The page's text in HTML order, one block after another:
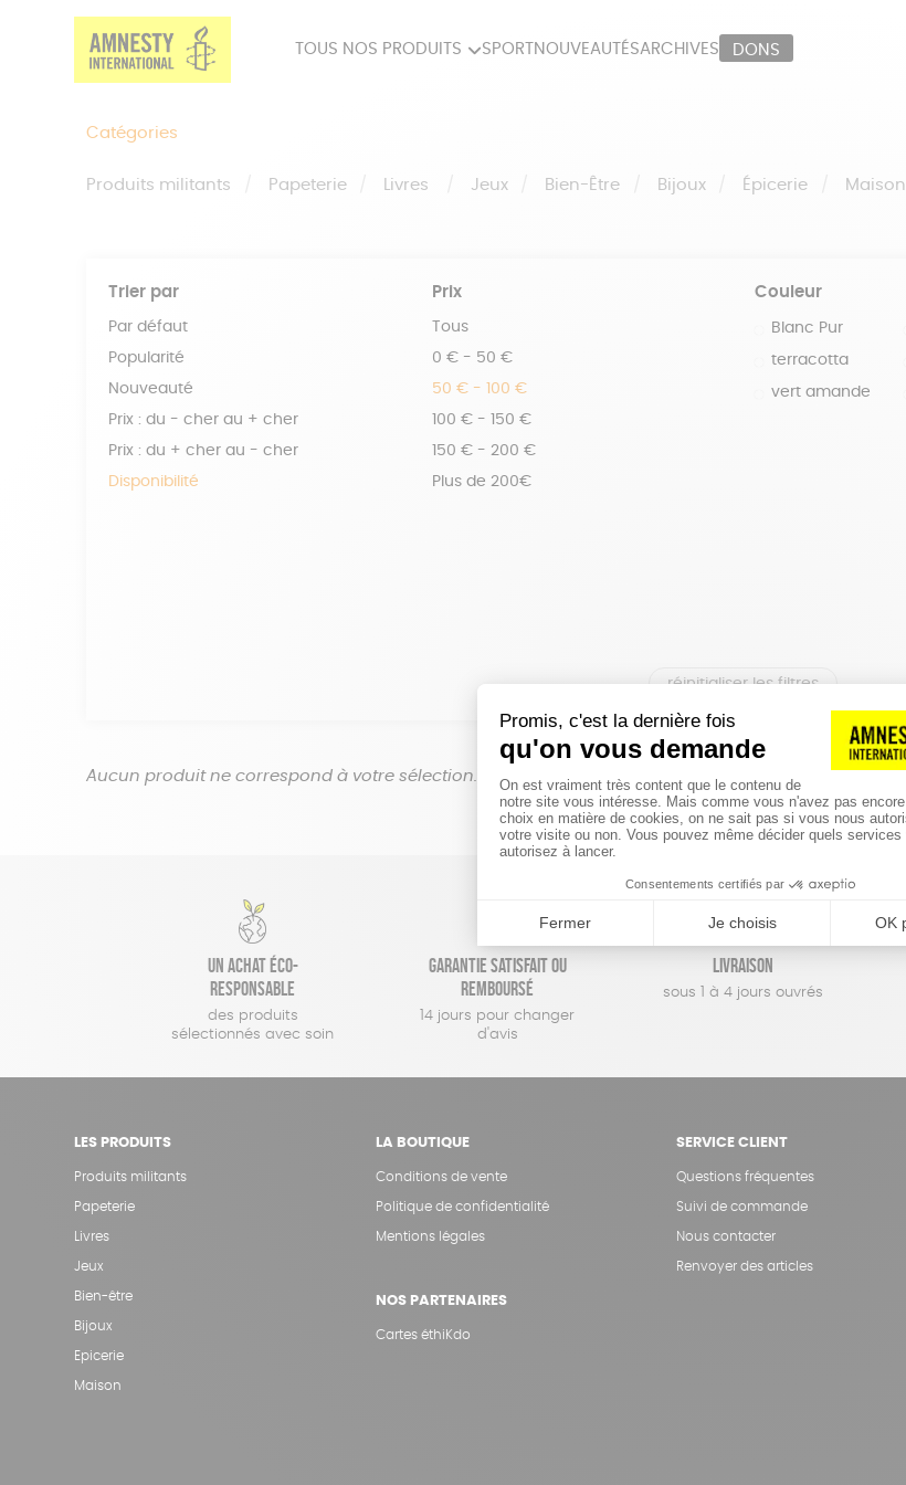
TOUS NOS PRODUITS SPORT NOUVEAUTÉSARCHIVES DONS
Catégories
Produits militants Papeterie Livres Jeux Bien-Être Bijoux Épicerie Maison
Trier par
Par défaut
Popularité
Nouveauté
Prix : du - cher au + cher
Prix : du + cher au - cher
Disponibilité
Prix
Tous
0 € - 50 €
50 € - 100 €
100 € - 150 €
150 € - 200 €
Plus de 200€
Couleur
Blanc Pur
terracotta
vert amande
réinitialiser les filtres
Aucun produit ne correspond à votre sélection.
Un achat éco-
responsable
des produits
sélectionnés avec soin
Garantie satisfait ou
remboursé
14 jours pour changer
d'avis
Livraison
sous 1 à 4 jours ouvrés
LES PRODUITS
Produits militants
Papeterie
Livres
Jeux
Bien-être
Bijoux
Epicerie
Maison
LA BOUTIQUE
Conditions de vente
Politique de confidentialité
Mentions légales
NOS PARTENAIRES
Cartes éthiKdo
SERVICE CLIENT
Questions fréquentes
Suivi de commande
Nous contacter
Renvoyer des articles